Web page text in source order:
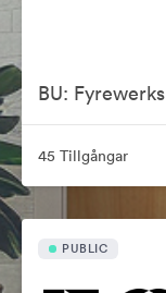
BU: Fyrewerks
45 Tillgångar
PUBLIC